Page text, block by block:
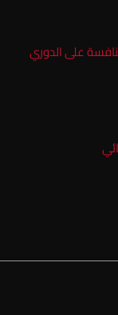
على الدوري